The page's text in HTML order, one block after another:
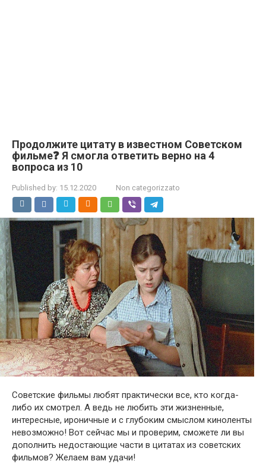
Продолжите цитату в известном Советском
фильме❓ Я смогла ответить верно на 4
вопроса из 10
Published by: 15.12.2020 Non categorizzato
Советские фильмы любят практически все, кто когда-
либо их смотрел. А ведь не любить эти жизненные,
интересные, ироничные и с глубоким смыслом киноленты
невозможно! Вот сейчас мы и проверим, сможете ли вы
дополнить недостающие части в цитатах из советских
фильмов? Желаем вам удачи!